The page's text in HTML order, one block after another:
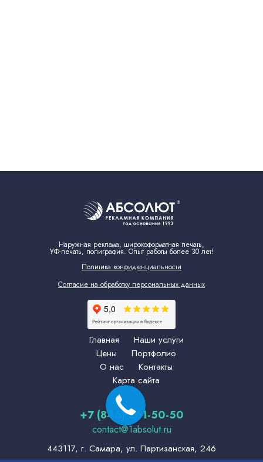
Наружная реклама, широкоформатная печать,
УФ-печать, полиграфия. Опыт работы более 30 лет!
Политика конфиденциальности
Согласие на обработку персональных данных
Главная
Наши услуги
Цены
Портфолио
О нас
Контакты
Карта сайта
+7 (846) 261-50-50
contact@1absolut.ru
443117, г. Самара, ул. Партизанская, 246